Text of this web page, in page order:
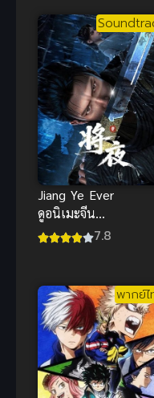
Jiang Ye Ever
ดูอนิเมะจีน
สยบฟ้าพิชิต
ตระการตา
7.8
พากย์ไ